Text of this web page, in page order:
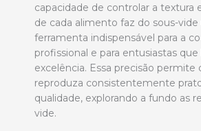
capacidade de controlar a textura
de cada alimento faz do sous-vide
ferramenta indispensável para a
profissional e para entusiastas
excelência. Essa precisão permite
reproduza consistentemente
qualidade, explorando a fundo as
vide.